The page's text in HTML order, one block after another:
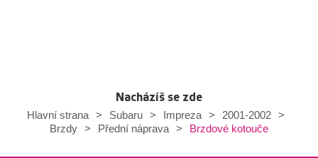
Nacházíš se zde
Hlavní strana
> Subaru > Impreza > 2001-2002
>
Brzdy > Přední náprava > Brzdové kotouče